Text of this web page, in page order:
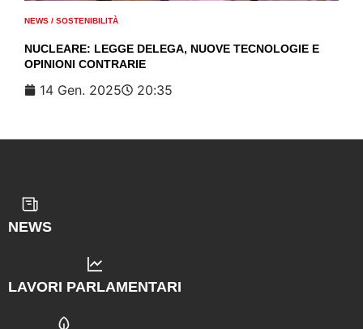
NEWS / SOSTENIBILITÀ
NUCLEARE: LEGGE DELEGA, NUOVE TECNOLOGIE E
OPINIONI CONTRARIE
14 Gen. 2025 20:35
NEWS
LAVORI PARLAMENTARI